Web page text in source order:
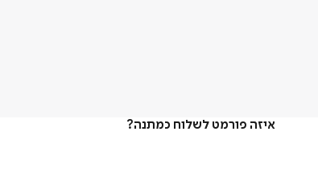
איזה פורמט לשלוח כמתנה?